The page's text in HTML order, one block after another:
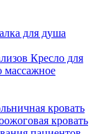
для душа
Кресло для
массажное
кровать
кровать